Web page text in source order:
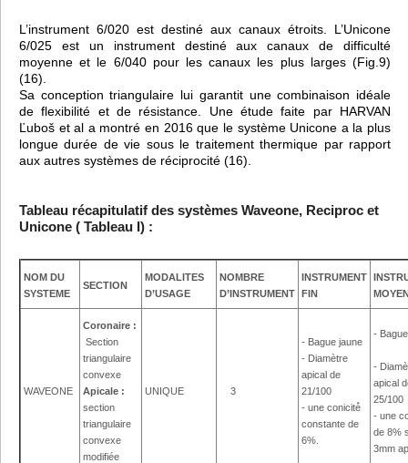
L’instrument 6/020 est destiné aux canaux étroits. L’Unicone
6/025 est un instrument destiné aux canaux de difficulté
moyenne et le 6/040 pour les canaux les plus larges (Fig.9)
(16).
Sa conception triangulaire lui garantit une combinaison idéale
de flexibilité et de résistance. Une étude faite par HARVAN
Ľuboš et al a montré en 2016 que le système Unicone a la plus
longue durée de vie sous le traitement thermique par rapport
aux autres systèmes de réciprocité (16).
Tableau récapitulatif des systèmes Waveone, Reciproc et
Unicone ( Tableau I) :
NOM DU
SYSTEME
SECTION
MODALITES
D’USAGE
NOMBRE
D’INSTRUMENT
INSTRUMENT
FIN
WAVEONE
Coronaire :
Section
triangulaire
convexe
Apicale :
section
triangulaire
convexe
modifiée
UNIQUE 3
- Bague jaune
- Diamètre
apical de
21/100
- une conicité́
constante de
6%.
-
-
apical
25/100
- une
de 8%
3mm